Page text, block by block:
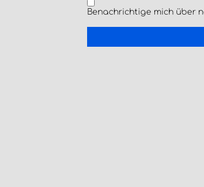
Benachrichtige mich über